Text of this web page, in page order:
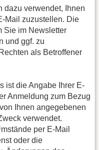
dazu verwendet, Ihnen
Mail zuzustellen. Die
Sie im Newsletter
und ggf. zu
als Betroffener
ist die Angabe Ihrer E-
Anmeldung zum Bezug
Ihnen angegebenen
verwendet.
per E-Mail
oder die